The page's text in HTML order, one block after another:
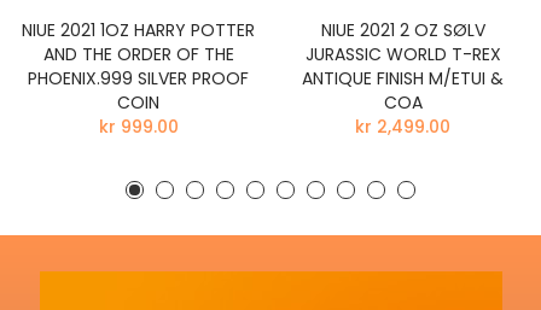
NIUE 2021 1OZ HARRY POTTER
AND THE ORDER OF THE
PHOENIX.999 SILVER PROOF
COIN
kr 999.00
NIUE 2021 2 OZ SØLV
JURASSIC WORLD T-REX
ANTIQUE FINISH M/ETUI &
COA
kr 2,499.00